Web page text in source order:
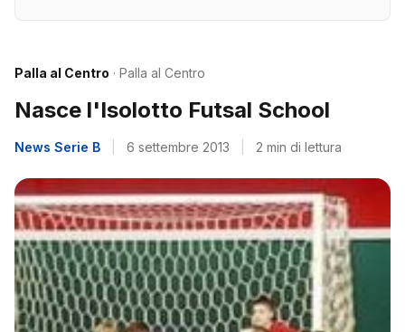
Palla al Centro · Palla al Centro
Nasce l'Isolotto Futsal School
News Serie B 6 settembre 2013 2 min di lettura